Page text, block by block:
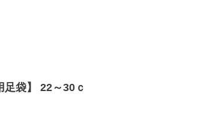
袋】 22～30ｃ